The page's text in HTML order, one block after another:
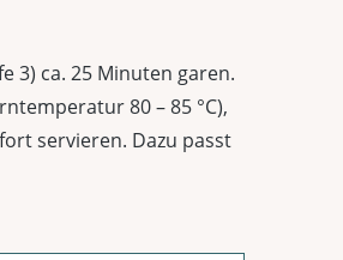
3) ca. 25 Minuten garen.
80 – 85 °C),
servieren. Dazu passt